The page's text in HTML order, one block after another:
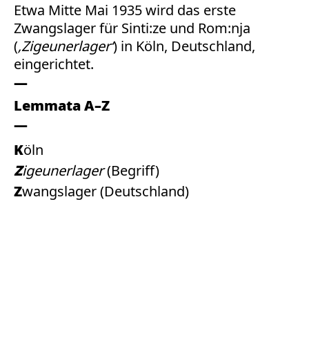
Etwa Mitte Mai 1935 wird das erste
Zwangslager für Sinti:ze und Rom:nja
(‚Zigeunerlager‘) in Köln, Deutschland,
eingerichtet.
Lemmata A–Z
Köln
Zigeunerlager(Begriff)
Zwangslager (Deutschland)